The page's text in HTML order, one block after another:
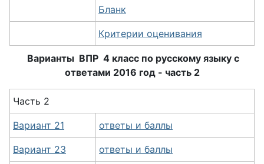
Бланк
Критерии оценивания
Варианты ВПР 4 класс по русскому языку с
ответами 2016 год - часть 2
Часть 2
Вариант 21 ответы и баллы
Вариант 23 ответы и баллы